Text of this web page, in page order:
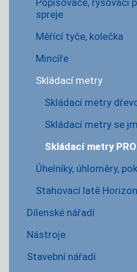
Popisovače, rýsovací
spreje
Měřící tyče, kolečka
Mincíře
Skládací metry
Skládací metry
Skládací metry se
Skládací metry
Úhelníky, úhloměry,
Stahovací latě
Dílenské nářadí
Nástroje
Stavební nářadí